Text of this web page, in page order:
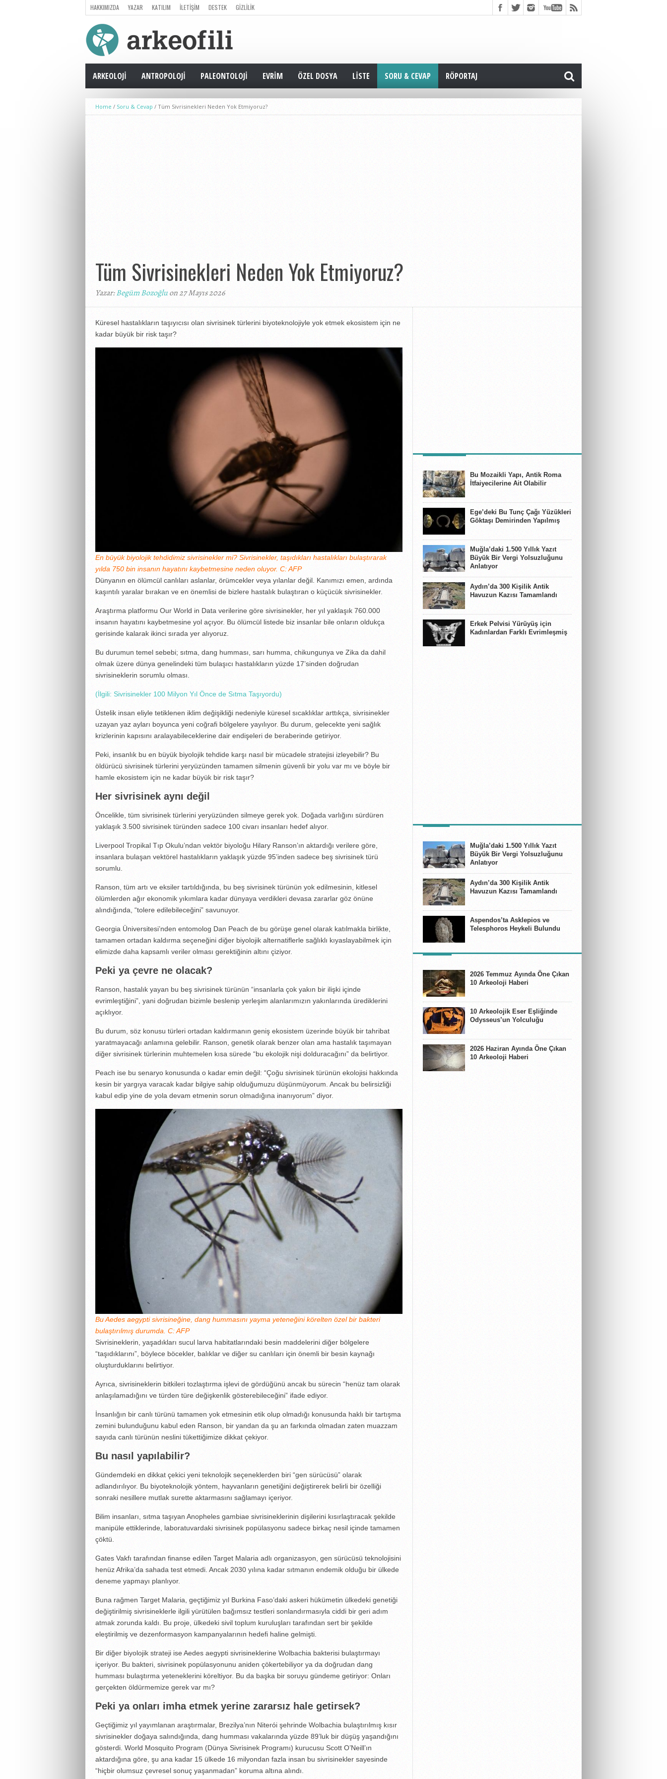
HAKKIMIZDA YAZAR KATILIM İLETIŞIM DESTEK GIZLILIK
ARKEOLOJI ANTROPOLOJI PALEONTOLOJI EVRIM ÖZEL DOSYA LISTE SORU & CEVAP RÖPORTAJ
Home / Soru & Cevap / Tüm Sivrisinekleri Neden Yok Etmiyoruz?
Tüm Sivrisinekleri Neden Yok Etmiyoruz?
Yazar:Begüm Bozoğluon 27 Mayıs 2026
Küresel hastalıkların taşıyıcısı olan sivrisinek türlerini biyoteknolojiyle yok etmek ekosistem için ne
kadar büyük bir risk taşır?
En büyük biyolojik tehdidimiz sivrisinekler mi? Sivrisinekler, taşıdıkları hastalıkları bulaştırarak
yılda 750 bin insanın hayatını kaybetmesine neden oluyor. C: AFP
Dünyanın en ölümcül canlıları aslanlar, örümcekler veya yılanlar değil. Kanımızı emen, ardında
kaşıntılı yaralar bırakan ve en önemlisi de bizlere hastalık bulaştıran o küçücük sivrisinekler.
Araştırma platformu Our World in Data verilerine göre sivrisinekler, her yıl yaklaşık 760.000
insanın hayatını kaybetmesine yol açıyor. Bu ölümcül listede biz insanlar bile onların oldukça
gerisinde kalarak ikinci sırada yer alıyoruz.
Bu durumun temel sebebi; sıtma, dang humması, sarı humma, chikungunya ve Zika da dahil
olmak üzere dünya genelindeki tüm bulaşıcı hastalıkların yüzde 17’sinden doğrudan
sivrisineklerin sorumlu olması.
(İlgili: Sivrisinekler 100 Milyon Yıl Önce de Sıtma Taşıyordu)
Üstelik insan eliyle tetiklenen iklim değişikliği nedeniyle küresel sıcaklıklar arttıkça, sivrisinekler
uzayan yaz ayları boyunca yeni coğrafi bölgelere yayılıyor. Bu durum, gelecekte yeni sağlık
krizlerinin kapısını aralayabileceklerine dair endişeleri de beraberinde getiriyor.
Peki, insanlık bu en büyük biyolojik tehdide karşı nasıl bir mücadele stratejisi izleyebilir? Bu
öldürücü sivrisinek türlerini yeryüzünden tamamen silmenin güvenli bir yolu var mı ve böyle bir
hamle ekosistem için ne kadar büyük bir risk taşır?
Her sivrisinek aynı değil
Öncelikle, tüm sivrisinek türlerini yeryüzünden silmeye gerek yok. Doğada varlığını sürdüren
yaklaşık 3.500 sivrisinek türünden sadece 100 civarı insanları hedef alıyor.
Liverpool Tropikal Tıp Okulu’ndan vektör biyoloğu Hilary Ranson’ın aktardığı verilere göre,
insanlara bulaşan vektörel hastalıkların yaklaşık yüzde 95’inden sadece beş sivrisinek türü
sorumlu.
Ranson, tüm artı ve eksiler tartıldığında, bu beş sivrisinek türünün yok edilmesinin, kitlesel
ölümlerden ağır ekonomik yıkımlara kadar dünyaya verdikleri devasa zararlar göz önüne
alındığında, “tolere edilebileceğini” savunuyor.
Georgia Üniversitesi’nden entomolog Dan Peach de bu görüşe genel olarak katılmakla birlikte,
tamamen ortadan kaldırma seçeneğini diğer biyolojik alternatiflerle sağlıklı kıyaslayabilmek için
elimizde daha kapsamlı veriler olması gerektiğinin altını çiziyor.
Peki ya çevre ne olacak?
Ranson, hastalık yayan bu beş sivrisinek türünün “insanlarla çok yakın bir ilişki içinde
evrimleştiğini”, yani doğrudan bizimle beslenip yerleşim alanlarımızın yakınlarında ürediklerini
açıklıyor.
Bu durum, söz konusu türleri ortadan kaldırmanın geniş ekosistem üzerinde büyük bir tahribat
yaratmayacağı anlamına gelebilir. Ranson, genetik olarak benzer olan ama hastalık taşımayan
diğer sivrisinek türlerinin muhtemelen kısa sürede “bu ekolojik nişi dolduracağını” da belirtiyor.
Peach ise bu senaryo konusunda o kadar emin değil: “Çoğu sivrisinek türünün ekolojisi hakkında
kesin bir yargıya varacak kadar bilgiye sahip olduğumuzu düşünmüyorum. Ancak bu belirsizliği
kabul edip yine de yola devam etmenin sorun olmadığına inanıyorum” diyor.
Bu Aedes aegypti sivrisineğine, dang hummasını yayma yeteneğini körelten özel bir bakteri
bulaştırılmış durumda. C: AFP
Sivrisineklerin, yaşadıkları sucul larva habitatlarındaki besin maddelerini diğer bölgelere
“taşıdıklarını”, böylece böcekler, balıklar ve diğer su canlıları için önemli bir besin kaynağı
oluşturduklarını belirtiyor.
Ayrıca, sivrisineklerin bitkileri tozlaştırma işlevi de gördüğünü ancak bu sürecin “henüz tam olarak
anlaşılamadığını ve türden türe değişkenlik gösterebileceğini” ifade ediyor.
İnsanlığın bir canlı türünü tamamen yok etmesinin etik olup olmadığı konusunda haklı bir tartışma
zemini bulunduğunu kabul eden Ranson, bir yandan da şu an farkında olmadan zaten muazzam
sayıda canlı türünün neslini tükettiğimize dikkat çekiyor.
Bu nasıl yapılabilir?
Gündemdeki en dikkat çekici yeni teknolojik seçeneklerden biri “gen sürücüsü” olarak
adlandırılıyor. Bu biyoteknolojik yöntem, hayvanların genetiğini değiştirerek belirli bir özelliği
sonraki nesillere mutlak surette aktarmasını sağlamayı içeriyor.
Bilim insanları, sıtma taşıyan Anopheles gambiae sivrisineklerinin dişilerini kısırlaştıracak şekilde
manipüle ettiklerinde, laboratuvardaki sivrisinek popülasyonu sadece birkaç nesil içinde tamamen
çöktü.
Gates Vakfı tarafından finanse edilen Target Malaria adlı organizasyon, gen sürücüsü teknolojisini
henüz Afrika’da sahada test etmedi. Ancak 2030 yılına kadar sıtmanın endemik olduğu bir ülkede
deneme yapmayı planlıyor.
Buna rağmen Target Malaria, geçtiğimiz yıl Burkina Faso’daki askeri hükümetin ülkedeki genetiği
değiştirilmiş sivrisineklerle ilgili yürütülen bağımsız testleri sonlandırmasıyla ciddi bir geri adım
atmak zorunda kaldı. Bu proje, ülkedeki sivil toplum kuruluşları tarafından sert bir şekilde
eleştirilmiş ve dezenformasyon kampanyalarının hedefi haline gelmişti.
Bir diğer biyolojik strateji ise Aedes aegypti sivrisineklerine Wolbachia bakterisi bulaştırmayı
içeriyor. Bu bakteri, sivrisinek popülasyonunu aniden çökertebiliyor ya da doğrudan dang
humması bulaştırma yeteneklerini köreltiyor. Bu da başka bir soruyu gündeme getiriyor: Onları
gerçekten öldürmemize gerek var mı?
Peki ya onları imha etmek yerine zararsız hale getirsek?
Geçtiğimiz yıl yayımlanan araştırmalar, Brezilya’nın Niterói şehrinde Wolbachia bulaştırılmış kısır
sivrisinekler doğaya salındığında, dang humması vakalarında yüzde 89’luk bir düşüş yaşandığını
gösterdi. World Mosquito Program (Dünya Sivrisinek Programı) kurucusu Scott O’Neill’ın
aktardığına göre, şu ana kadar 15 ülkede 16 milyondan fazla insan bu sivrisinekler sayesinde
“hiçbir olumsuz çevresel sonuç yaşanmadan” koruma altına alındı.
Bu Mozaikli Yapı, Antik Roma
İtfaiyecilerine Ait Olabilir
Ege’deki Bu Tunç Çağı Yüzükleri
Göktaşı Demirinden Yapılmış
Muğla’daki 1.500 Yıllık Yazıt
Büyük Bir Vergi Yolsuzluğunu
Anlatıyor
Aydın’da 300 Kişilik Antik
Havuzun Kazısı Tamamlandı
Erkek Pelvisi Yürüyüş için
Kadınlardan Farklı Evrimleşmiş
Muğla’daki 1.500 Yıllık Yazıt
Büyük Bir Vergi Yolsuzluğunu
Anlatıyor
Aydın’da 300 Kişilik Antik
Havuzun Kazısı Tamamlandı
Aspendos’ta Asklepios ve
Telesphoros Heykeli Bulundu
2026 Temmuz Ayında Öne Çıkan
10 Arkeoloji Haberi
10 Arkeolojik Eser Eşliğinde
Odysseus’un Yolculuğu
2026 Haziran Ayında Öne Çıkan
10 Arkeoloji Haberi